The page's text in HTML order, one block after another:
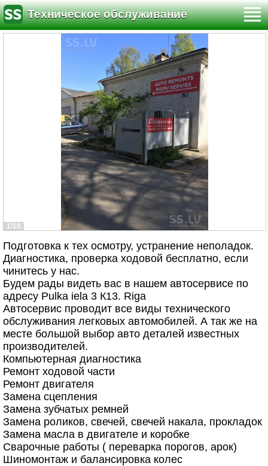
Техническое обслуживание
1/10
Подготовка к тех осмотру, устранение неполадок.
Диагностика, проверка ходовой бесплатно, если
чинитесь у нас.
Будем рады видеть вас в нашем автосервисе по
адресу Pulka iela 3 К13. Riga
Автосервис проводит все виды технического
обслуживания легковых автомобилей. А так же на
месте большой выбор авто деталей известных
производителей.
Компьютерная диагностика
Ремонт ходовой части
Ремонт двигателя
Замена сцепления
Замена зубчатых ремней
Замена роликов, свечей, свечей накала, прокладок
Замена масла в двигателе и коробке
Сварочные работы ( переварка порогов, арок)
Шиномонтаж и балансировка колес